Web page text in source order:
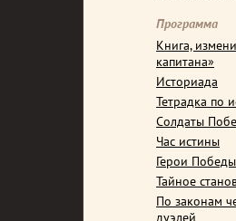
Программа
Книга,
капитана»
Историада
Тетрадка по
Солдаты
Час истины
Герои Победы
Тайное
По законам
дуэлей